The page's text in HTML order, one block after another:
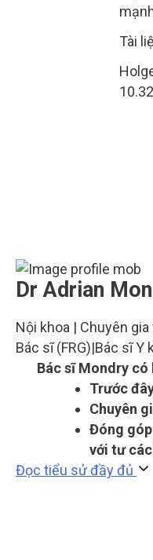
Tài
Dr Adrian
Nội khoa | Chuyên
Bác sĩ (FRG)|Bác sĩ Y
Bác sĩ Mondry có
Trước
Chuyên
Đóng góp
với tư
Đọc tiểu sử đầy đủ